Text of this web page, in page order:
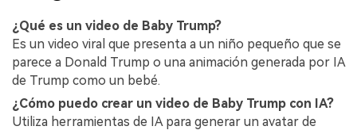
¿Qué es un video de Baby Trump?
Es un video viral que presenta a un niño pequeño que se
parece a Donald Trump o una animación generada por IA
de Trump como un bebé.
¿Cómo puedo crear un video de Baby Trump con IA?
Utiliza herramientas de IA para generar un avatar de